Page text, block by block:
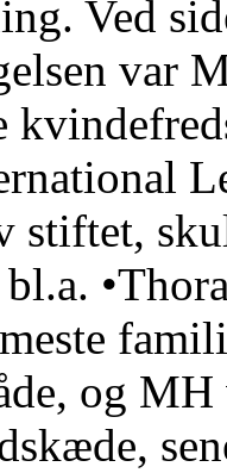
Ved
var
stiftet,
og MH